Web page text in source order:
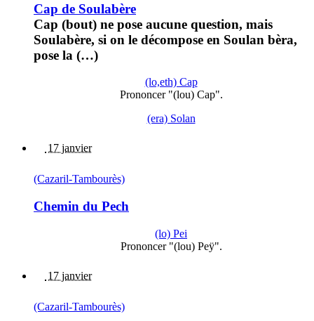
Cap de Soulabère
Cap (bout) ne pose aucune question, mais
Soulabère, si on le décompose en Soulan bèra,
pose la (…)
(lo,eth) Cap
Prononcer "(lou) Cap".
(era) Solan
17 janvier
(Cazaril-Tambourès)
Chemin du Pech
(lo) Pei
Prononcer "(lou) Peÿ".
17 janvier
(Cazaril-Tambourès)